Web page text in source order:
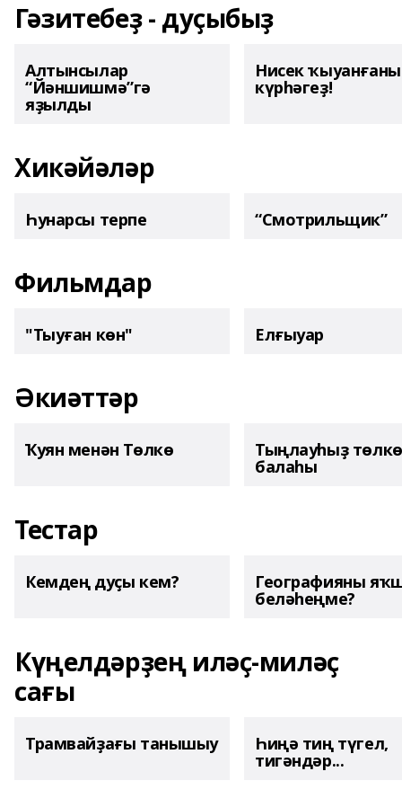
Гәзитебеҙ - дуҫыбыҙ
Алтынсылар
“Йәншишмә”гә
яҙылды
Нисек
күрһәгеҙ!
Хикәйәләр
Һунарсы терпе “Смотрильщик”
Фильмдар
"Тыуған көн" Елғыуар
Әкиәттәр
Ҡуян менән Төлкө Тыңлауһыҙ төлкө
балаһы
Тестар
Кемдең дуҫы кем? Географияны
беләһеңме?
Күңелдәрҙең иләҫ-миләҫ
сағы
Трамвайҙағы танышыу Һиңә тиң түгел,
тигәндәр...